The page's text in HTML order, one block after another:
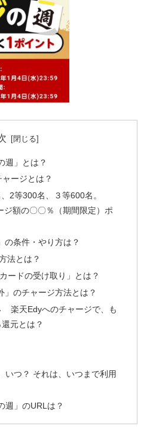
週」とは？
ージとは？
、2等300名、３等600名。
ジ額の〇〇％（期間限定）ポ
の条件・やり方は？
法とは？
ードの受け取り」とは？
」のチャージ方法とは？
天Edyへのチャージで、も
元とは？
いつ？ それは、いつまで利用
週」のURLは？